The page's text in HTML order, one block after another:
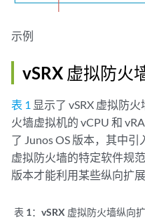
示例
vSRX 虚拟防火
表 1 显示了 vSRX 虚拟防
火墙虚拟机的 vCPU 和
了 Junos OS 版本，其中
虚拟防火墙的特定软件规
版本才能利用某些纵向扩展
表 1： vSRX 虚拟防火墙纵向